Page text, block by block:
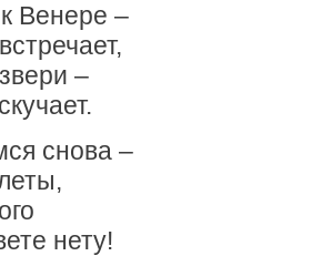
Венере –
–
снова –
нету!